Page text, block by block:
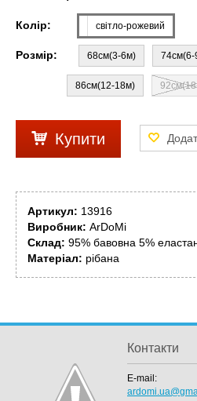
Колір: світло-рожевий
Розмір: 68см(3-6м) 74см(6-
86см(12-18м)
Купити
Артикул: 13916
Виробник: ArDoMi
Склад: 95% бавовна 5%
Матеріал: рібана
Контакти
E-mail: